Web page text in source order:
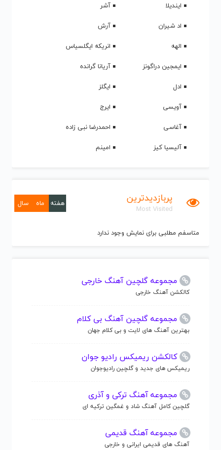
ایندیلا
آشر
اد شیران
آرش
الهه
انریکه ایگلسیاس
ایمجین دراگونز
آریانا گرانده
ادل
ایگلز
آویسی
ایرج
آغاسی
احمدرضا نبی زاده
آلیسیا کیز
امینم
پربازدیدترین
Most Visited
هفته ماه سال
متاسفم مطلبی برای نمایش وجود ندارد
مجموعه گلچین آهنگ خارجی
کالکشن آهنگ خارجی
مجموعه گلچین آهنگ بی کلام
بهترین آهنگ های لایت و بی کلام جهان
کالکشن ریمیکس رادیو جوان
ریمیکس های جدید و گلچین رادیوجوان
مجموعه آهنگ ترکی و آذری
گلچین کامل آهنگ شاد و غمگین ترکیه ای
مجموعه آهنگ قدیمی
آهنگ های قدیمی ایرانی و خارجی